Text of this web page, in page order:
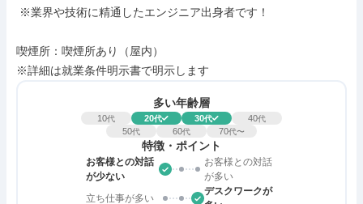
喫煙所：喫煙所あり（屋内）
※詳細は就業条件明示書で明示します
多い年齢層
10代 20代 30代 40代
50代 60代 70代〜
特徴・ポイント
お客様との対話
が少ない
お客様との対話
が多い
立ち仕事が多い
デスクワークが